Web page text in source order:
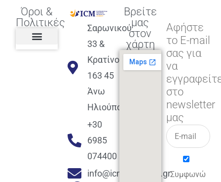
Όροι &
Πολιτικές
Σαρωνικού
33 &
Κρατίνου
163 45
Άνω
Ηλιούπολη
+30
6985
074400
info@icmacademy.gr
Βρείτε
μας
στον
χάρτη
Αφήστε
το E-mail
σας για
να
στο
newsletter
μας
Συμφωνώ